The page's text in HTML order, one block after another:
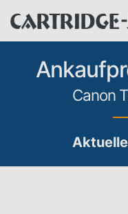
Canon